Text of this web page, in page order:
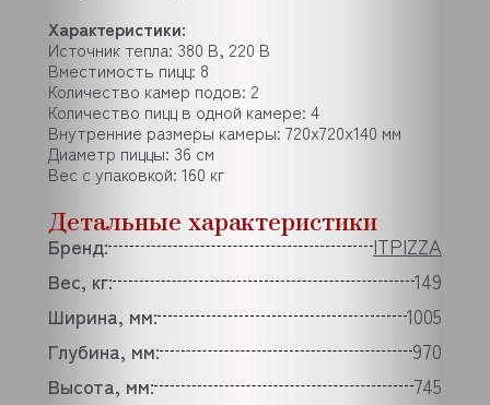
Характеристики:
Источник тепла: 380 В, 220 В
Вместимость пицц: 8
Количество камер подов: 2
Количество пицц в одной камере: 4
Внутренние размеры камеры: 720x720x140 мм
Диаметр пиццы: 36 см
Вес с упаковкой: 160 кг
Детальные характеристики
Бренд:
ITPIZZA
Вес, кг:
149
Ширина, мм:
1005
Глубина, мм:
970
Высота, мм:
745